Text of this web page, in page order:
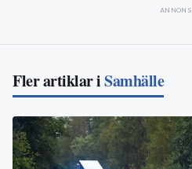
ANNONS
Fler artiklar iSamhälle